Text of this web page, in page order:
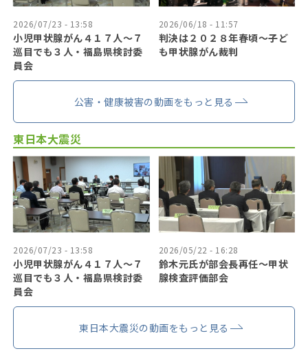
2026/07/23 - 13:58
小児甲状腺がん４１７人〜７
巡目でも３人・福島県検討委
員会
2026/06/18 - 11:57
判決は２０２８年春頃〜子ど
も甲状腺がん裁判
公害・健康被害の動画をもっと見る
東日本大震災
2026/07/23 - 13:58
小児甲状腺がん４１７人〜７
巡目でも３人・福島県検討委
員会
2026/05/22 - 16:28
鈴木元氏が部会長再任〜甲状
腺検査評価部会
東日本大震災の動画をもっと見る